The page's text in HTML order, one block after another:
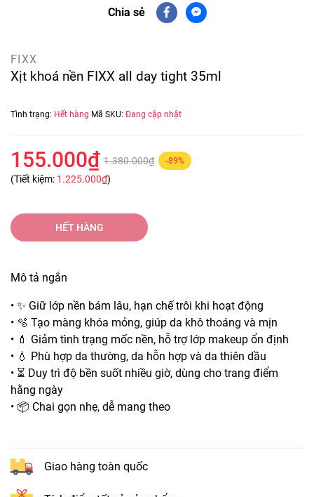
Chia sẻ
FIXX
Xịt khoá nền FIXX all day tight 35ml
Tình trạng: Hết hàng Mã SKU: Đang cập nhật
155.000₫ 1.380.000₫ -89%
(Tiết kiệm: 1.225.000₫)
HẾT HÀNG
Mô tả ngắn
• ✨ Giữ lớp nền bám lâu, hạn chế trôi khi hoạt động
• 🫧 Tạo màng khóa mỏng, giúp da khô thoáng và mịn
• 💄 Giảm tình trạng mốc nền, hỗ trợ lớp makeup ổn định
• 💧 Phù hợp da thường, da hỗn hợp và da thiên dầu
• ⏳ Duy trì độ bền suốt nhiều giờ, dùng cho trang điểm
hằng ngày
• 📦 Chai gọn nhẹ, dễ mang theo
Giao hàng toàn quốc